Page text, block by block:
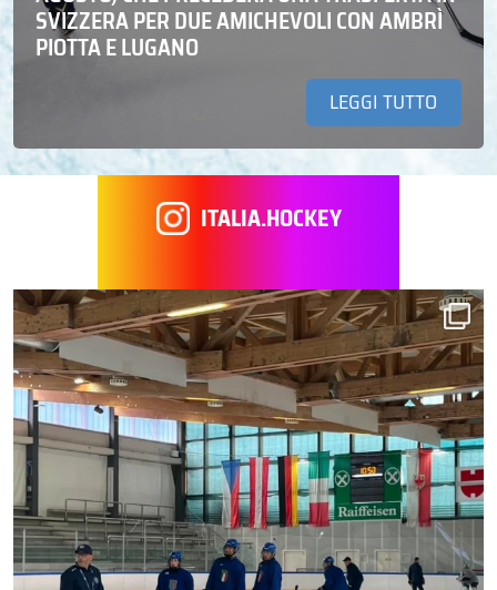
SVIZZERA PER DUE AMICHEVOLI CON AMBRÌ
PIOTTA E LUGANO
LEGGI TUTTO
ITALIA.HOCKEY